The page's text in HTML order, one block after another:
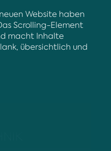
Website haben
Scrolling-Element
macht Inhalte
übersichtlich und